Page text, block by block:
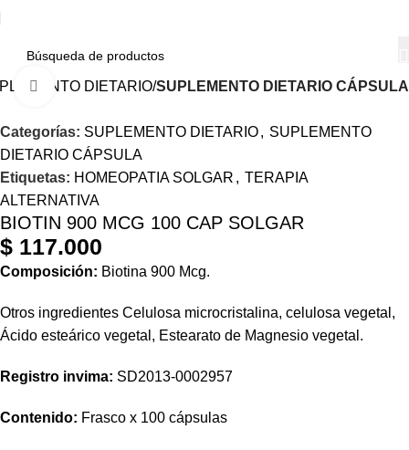
DIETARIO SUPLEMENTO DIETARIO CÁPSULA
Haga Click para agrandar
Categorías: SUPLEMENTO DIETARIO, SUPLEMENTO
DIETARIO CÁPSULA
Etiquetas: HOMEOPATIA SOLGAR , TERAPIA
ALTERNATIVA
BIOTIN 900 MCG 100 CAP SOLGAR
$ 117.000
Composición: Biotina 900 Mcg.
Otros ingredientes Celulosa microcristalina, celulosa vegetal,
Ácido esteárico vegetal, Estearato de Magnesio vegetal.
Registro invima: SD2013-0002957
Contenido: Frasco x 100 cápsulas